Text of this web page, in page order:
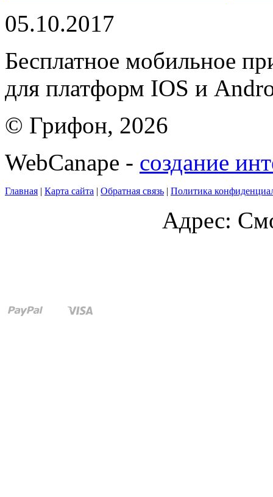
05.10.2017
Бесплатное мобильное
для платформ IOS и
© Грифон, 2026
WebCanape - создание
Главная | Карта сайта | Обратная связь | Политика
Адрес: